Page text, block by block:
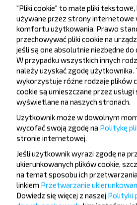
Chcesz
podróżować
taniej?
Nie przegap promocji, zniżek i
ofert od serwisu INFOBUS.
newslettera i podróżuj z nami
"Pliki cookie" to małe pliki
używane przez strony internetowe
komfortu użytkowania. Prawo
przechowywać pliki cookie na
jeśli są one absolutnie niezbędne do
W przypadku wszystkich innych
należy uzyskać zgodę użytkownika.
wykorzystuje różne rodzaje plików
cookie są umieszczane przez
wyświetlane na naszych stronach.
Użytkownik może w dowolnym
wycofać swoją zgodę na Politykę
stronie internetowej.
Jeśli użytkownik wyrazi zgodę na
ukierunkowanych plików cookie,
na temat sposobu ich
linkiem Przetwarzanie
Dowiedz się więcej z naszej Polityki